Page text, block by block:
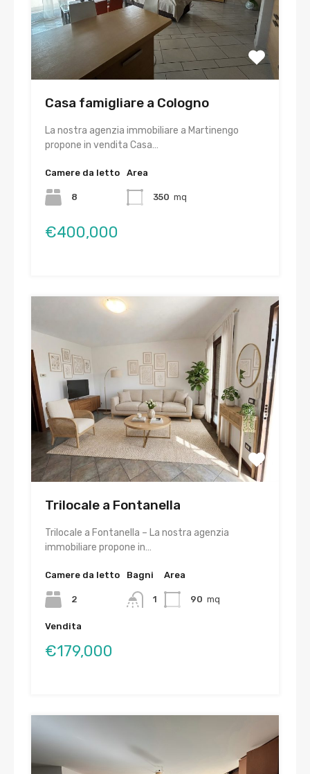
Casa famigliare a Cologno
La nostra agenzia immobiliare a Martinengo
propone in vendita Casa…
Camere da letto
8
Area
350 mq
€400,000
Trilocale a Fontanella
Trilocale a Fontanella – La nostra agenzia
immobiliare propone in…
Camere da letto
2
Bagni
1
Area
90 mq
Vendita
€179,000